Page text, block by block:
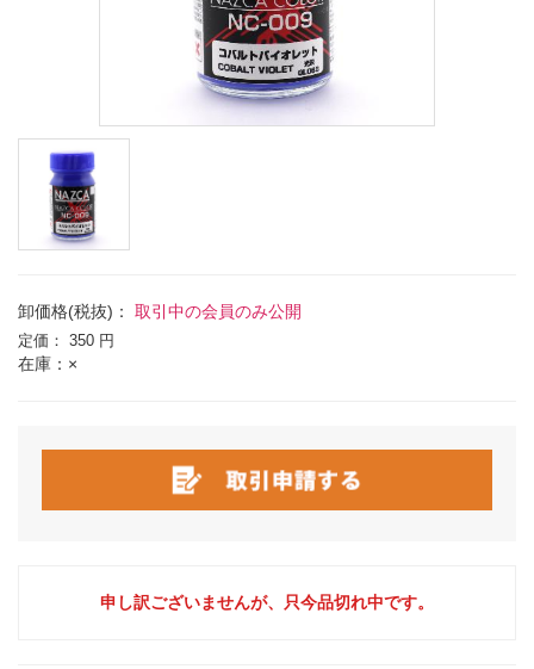
卸価格(税抜)： 取引中の会員のみ公開
定価： 350 円
在庫：×
申し訳ございませんが、只今品切れ中です。